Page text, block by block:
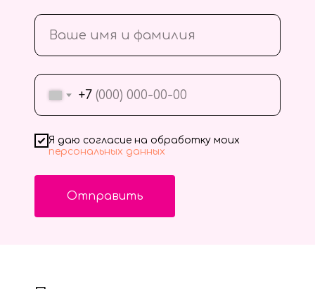
+7
Я даю согласие на обработку моих
персональных данных
Отправить